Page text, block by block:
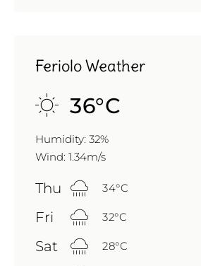
Feriolo Weather
36°C
Humidity: 32%
Wind: 1.34m/s
Thu 34°C
Fri 32°C
Sat 28°C